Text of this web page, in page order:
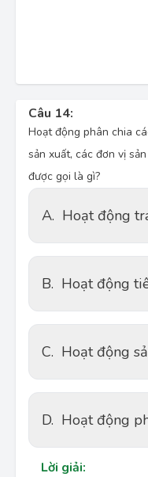
Câu 14:
Hoạt động phân chia
sản xuất, các đơn vị
được gọi là gì?
A. Hoạt động
B. Hoạt động
C. Hoạt động
D. Hoạt động
Lời giải: